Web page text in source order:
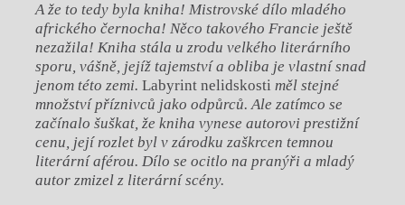
A že to tedy byla kniha! Mistrovské dílo mladého
afrického černocha! Něco takového Francie ještě
nezažila! Kniha stála u zrodu velkého literárního
sporu, vášně, jejíž tajemství a obliba je vlastní snad
jenom této zemi. Labyrint nelidskosti měl stejné
množství příznivců jako odpůrců. Ale zatímco se
začínalo šuškat, že kniha vynese autorovi prestižní
cenu, její rozlet byl v zárodku zaškrcen temnou
literární aférou. Dílo se ocitlo na pranýři a mladý
autor zmizel z literární scény.